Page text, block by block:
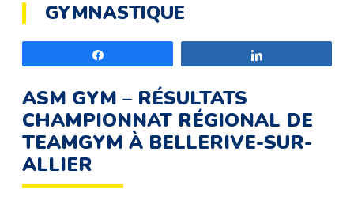
GYMNASTIQUE
ASM GYM – RÉSULTATS
CHAMPIONNAT RÉGIONAL DE
TEAMGYM À BELLERIVE-SUR-
ALLIER